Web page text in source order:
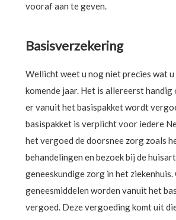
vooraf aan te geven.
Basisverzekering
Wellicht weet u nog niet precies wat
komende jaar. Het is allereerst handig
er vanuit het basispakket wordt
basispakket is verplicht voor iedere
het vergoed de doorsnee zorg zoals
behandelingen en bezoek bij de
geneeskundige zorg in het ziekenhuis.
geneesmiddelen worden vanuit het
vergoed. Deze vergoeding komt uit